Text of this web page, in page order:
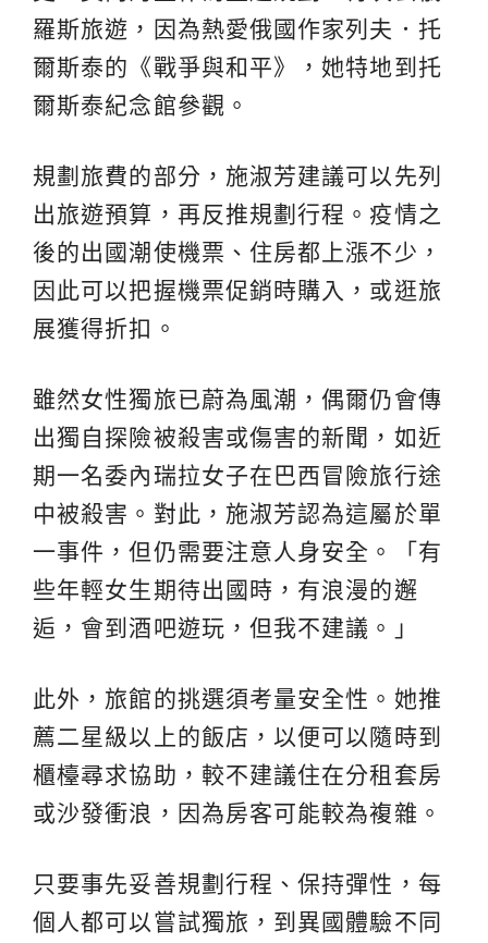
羅斯旅遊，因為熱愛俄國作家列夫．托
爾斯泰的《戰爭與和平》，她特地到托
爾斯泰紀念館參觀。
規劃旅費的部分，施淑芳建議可以先列
出旅遊預算，再反推規劃行程。疫情之
後的出國潮使機票、住房都上漲不少，
因此可以把握機票促銷時購入，或逛旅
展獲得折扣。
雖然女性獨旅已蔚為風潮，偶爾仍會傳
出獨自探險被殺害或傷害的新聞，如近
期一名委內瑞拉女子在巴西冒險旅行途
中被殺害。對此，施淑芳認為這屬於單
一事件，但仍需要注意人身安全。「有
些年輕女生期待出國時，有浪漫的邂
逅，會到酒吧遊玩，但我不建議。」
此外，旅館的挑選須考量安全性。她推
薦二星級以上的飯店，以便可以隨時到
櫃檯尋求協助，較不建議住在分租套房
或沙發衝浪，因為房客可能較為複雜。
只要事先妥善規劃行程、保持彈性，每
個人都可以嘗試獨旅，到異國體驗不同